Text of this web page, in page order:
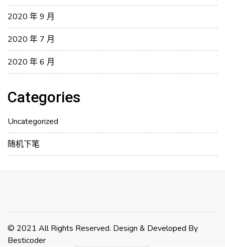
2020 年 9 月
2020 年 7 月
2020 年 6 月
Categories
Uncategorized
随机下笔
© 2021 All Rights Reserved. Design & Developed By
Besticoder